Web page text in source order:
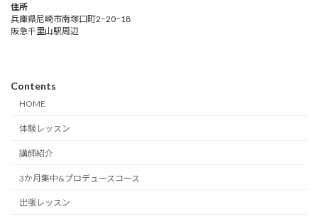
住所
兵庫県尼崎市南塚口町2−20−18
阪急千里山駅周辺
Contents
HOME
体験レッスン
講師紹介
3か月集中&プロデュースコース
出張レッスン